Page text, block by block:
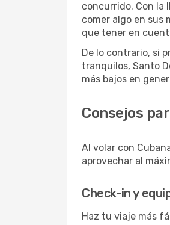
concurrido. Con la
comer algo en sus
que tener en
De lo contrario, si
tranquilos, Santo
más bajos en
Consejos
Al volar con
aprovechar al
Check-in y
Haz tu viaje más